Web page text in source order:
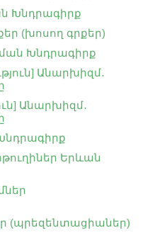
Խնդրագիրք
(խոսող գրքեր)
Խնդրագիրք
Անարխիզմ․
Անարխիզմ․
Երևան
(պրեզենտացիաներ)